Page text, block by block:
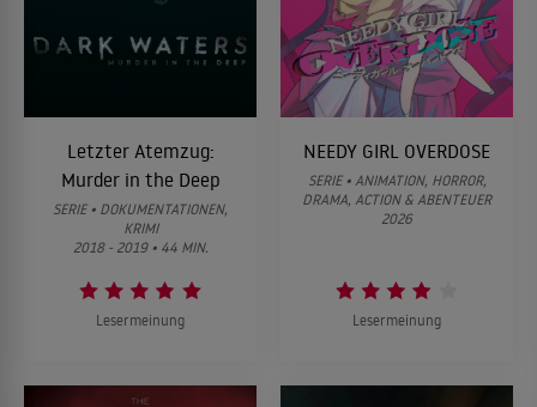
Letzter Atemzug:
Murder in the Deep
SERIE • DOKUMENTATIONEN,
KRIMI
2018 - 2019 • 44 MIN.
Lesermeinung
NEEDY GIRL OVERDOSE
SERIE • ANIMATION, HORROR,
DRAMA, ACTION & ABENTEUER
2026
Lesermeinung